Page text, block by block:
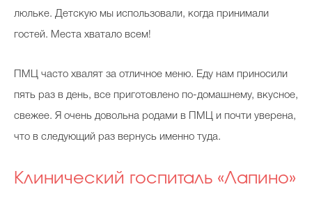
люльке. Детскую мы использовали, когда принимали
гостей. Места хватало всем!
ПМЦ часто хвалят за отличное меню. Еду нам приносили
пять раз в день, все приготовлено по-домашнему, вкусное,
свежее. Я очень довольна родами в ПМЦ и почти уверена,
что в следующий раз вернусь именно туда.
Клинический госпиталь «Лапино»